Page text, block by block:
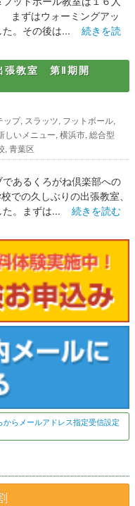
ずはウォーミングアッ
た。その後は... 続きを読
張教室 第Ⅱ期開
ップ, スラッツ, フットボール,
しいメニュー, 横浜市, 総合型
, 青葉区
あるくろがね倶楽部への
の久しぶりの出張教室、
た。まずは... 続きを読む
らメールアドレス指定受信設定